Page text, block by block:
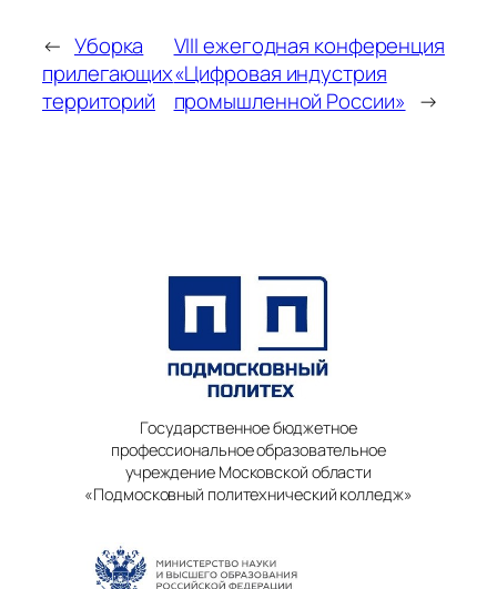
← Уборка
прилегающих
территорий
VIII ежегодная конференция
«Цифровая индустрия
промышленной России» →
Государственное бюджетное
профессиональное образовательное
учреждение Московской области
«Подмосковный политехнический колледж»